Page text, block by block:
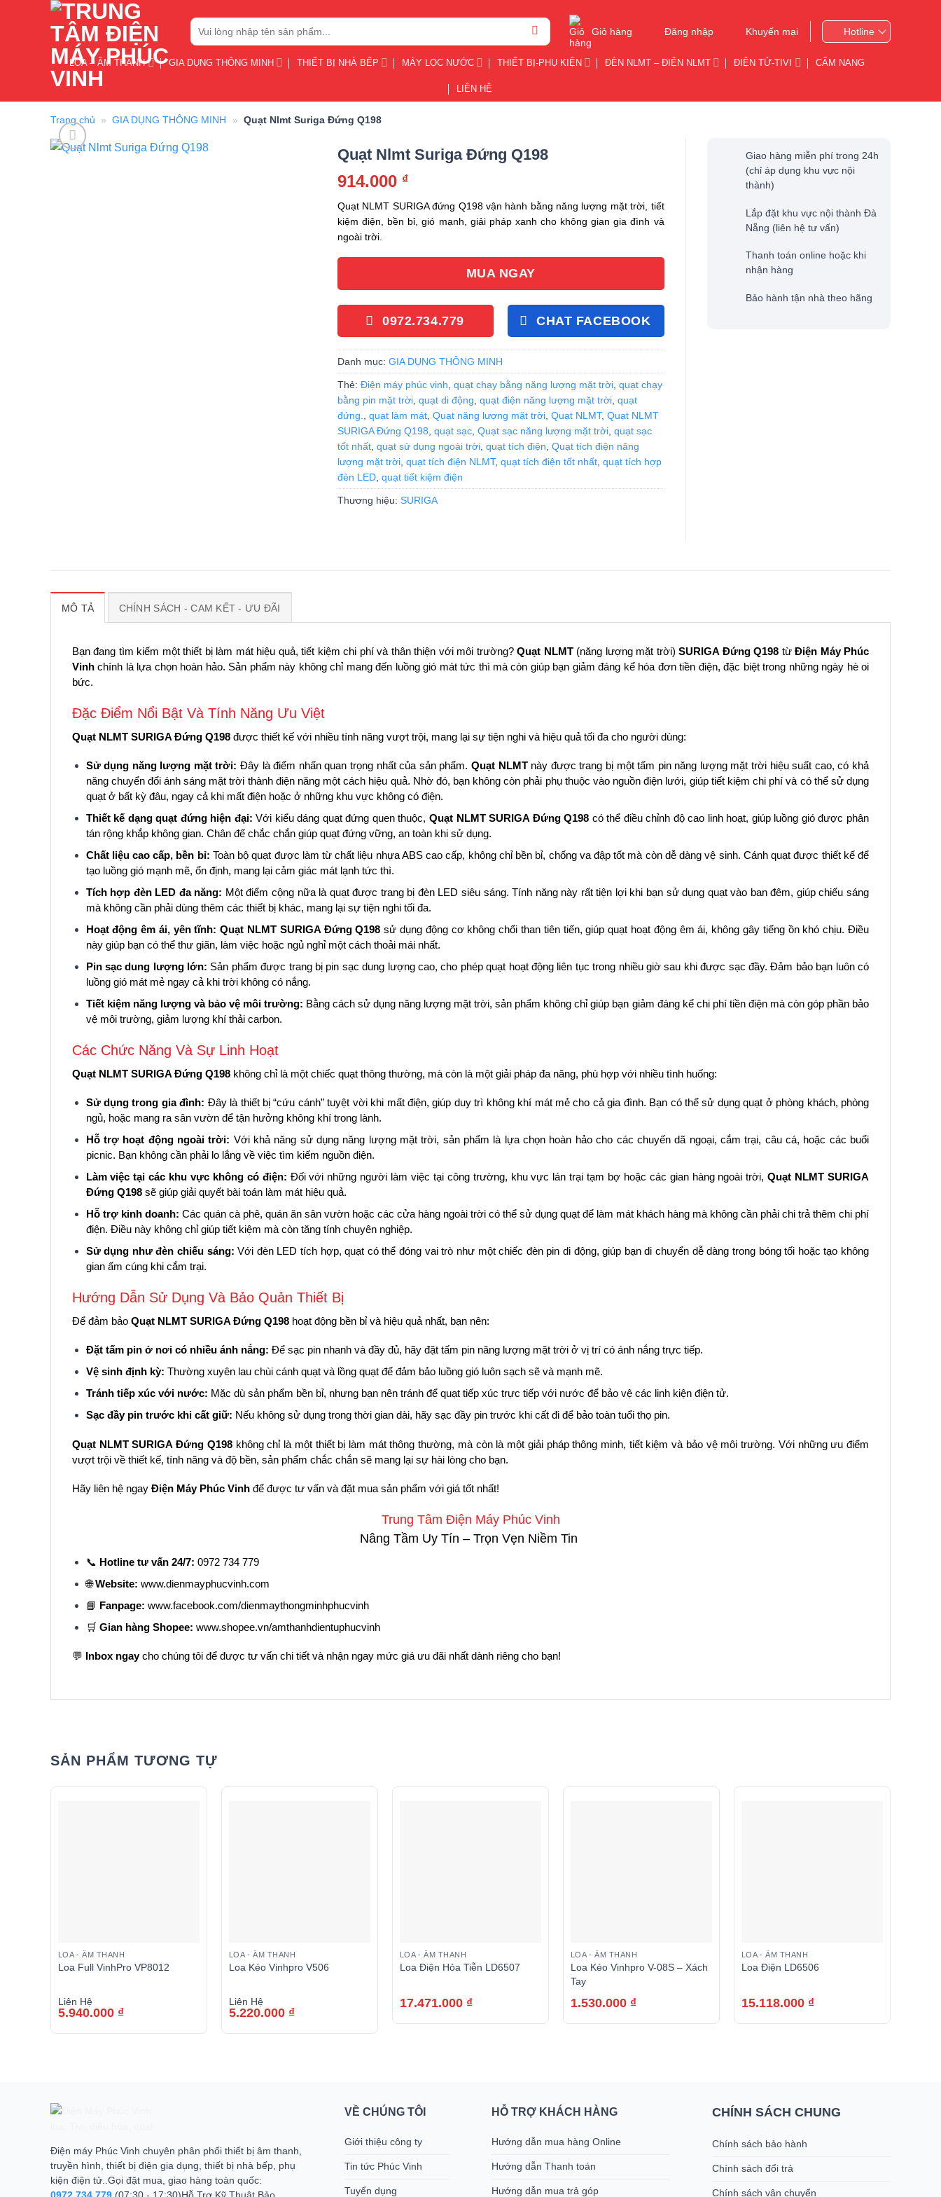
Tìm
kiếm:
Giỏ hàng Đăng nhập Khuyến mại Hotline
LOA – ÂM THANH GIA DỤNG THÔNG MINH THIẾT BỊ NHÀ BẾP MÁY LỌC NƯỚC THIẾT BỊ-PHỤ KIỆN ĐÈN NLMT – ĐIỆN NLMT ĐIỆN TỬ-TIVI CẨM NANG
LIÊN HỆ
Trang chủ » GIA DỤNG THÔNG MINH » Quạt Nlmt Suriga Đứng Q198
Quạt Nlmt Suriga Đứng Q198
914.000 ₫
Quạt NLMT SURIGA đứng Q198 vận hành bằng năng lượng mặt trời, tiết
kiệm điện, bền bỉ, gió mạnh, giải pháp xanh cho không gian gia đình và
ngoài trời.
MUA NGAY
0972.734.779 CHAT FACEBOOK
Danh mục: GIA DỤNG THÔNG MINH
Thẻ: Điện máy phúc vinh, quạt chạy bằng năng lượng mặt trời, quạt chạy
bằng pin mặt trời, quạt di động, quạt điện năng lượng mặt trời, quạt
đứng., quạt làm mát, Quạt năng lượng mặt trời, Quạt NLMT, Quạt NLMT
SURIGA Đứng Q198, quạt sạc, Quạt sạc năng lượng mặt trời, quạt sạc
tốt nhất, quạt sử dụng ngoài trời, quạt tích điện, Quạt tích điện năng
lượng mặt trời, quạt tích điện NLMT, quạt tích điện tốt nhất, quạt tích hợp
đèn LED, quạt tiết kiệm điện
Thương hiệu: SURIGA
Giao hàng miễn phí trong 24h
(chỉ áp dụng khu vực nội
thành)
Lắp đặt khu vực nội thành Đà
Nẵng (liên hệ tư vấn)
Thanh toán online hoặc khi
nhận hàng
Bảo hành tận nhà theo hãng
MÔ TẢ CHÍNH SÁCH - CAM KẾT - ƯU ĐÃI
Bạn đang tìm kiếm một thiết bị làm mát hiệu quả, tiết kiệm chi phí và thân thiện với môi trường?Quạt NLMT(năng lượng mặt trời)SURIGA Đứng Q198 từĐiện Máy Phúc
Vinh chính là lựa chọn hoàn hảo. Sản phẩm này không chỉ mang đến luồng gió mát tức thì mà còn giúp bạn giảm đáng kể hóa đơn tiền điện, đặc biệt trong những ngày hè oi
bức.
Đặc Điểm Nổi Bật Và Tính Năng Ưu Việt
Quạt NLMT SURIGA Đứng Q198 được thiết kế với nhiều tính năng vượt trội, mang lại sự tiện nghi và hiệu quả tối đa cho người dùng:
Sử dụng năng lượng mặt trời: Đây là điểm nhấn quan trọng nhất của sản phẩm. Quạt NLMTnày được trang bị một tấm pin năng lượng mặt trời hiệu suất cao, có khả
năng chuyển đổi ánh sáng mặt trời thành điện năng một cách hiệu quả. Nhờ đó, bạn không còn phải phụ thuộc vào nguồn điện lưới, giúp tiết kiệm chi phí và có thể sử dụng
quạt ở bất kỳ đâu, ngay cả khi mất điện hoặc ở những khu vực không có điện.
Thiết kế dạng quạt đứng hiện đại: Với kiểu dáng quạt đứng quen thuộc, Quạt NLMT SURIGA Đứng Q198 có thể điều chỉnh độ cao linh hoạt, giúp luồng gió được phân
tán rộng khắp không gian. Chân đế chắc chắn giúp quạt đứng vững, an toàn khi sử dụng.
Chất liệu cao cấp, bền bỉ: Toàn bộ quạt được làm từ chất liệu nhựa ABS cao cấp, không chỉ bền bỉ, chống va đập tốt mà còn dễ dàng vệ sinh. Cánh quạt được thiết kế để
tạo luồng gió mạnh mẽ, ổn định, mang lại cảm giác mát lạnh tức thì.
Tích hợp đèn LED đa năng: Một điểm cộng nữa là quạt được trang bị đèn LED siêu sáng. Tính năng này rất tiện lợi khi bạn sử dụng quạt vào ban đêm, giúp chiếu sáng
mà không cần phải dùng thêm các thiết bị khác, mang lại sự tiện nghi tối đa.
Hoạt động êm ái, yên tĩnh: Quạt NLMT SURIGA Đứng Q198 sử dụng động cơ không chổi than tiên tiến, giúp quạt hoạt động êm ái, không gây tiếng ồn khó chịu. Điều
này giúp bạn có thể thư giãn, làm việc hoặc ngủ nghỉ một cách thoải mái nhất.
Pin sạc dung lượng lớn: Sản phẩm được trang bị pin sạc dung lượng cao, cho phép quạt hoạt động liên tục trong nhiều giờ sau khi được sạc đầy. Đảm bảo bạn luôn có
luồng gió mát mẻ ngay cả khi trời không có nắng.
Tiết kiệm năng lượng và bảo vệ môi trường: Bằng cách sử dụng năng lượng mặt trời, sản phẩm không chỉ giúp bạn giảm đáng kể chi phí tiền điện mà còn góp phần bảo
vệ môi trường, giảm lượng khí thải carbon.
Các Chức Năng Và Sự Linh Hoạt
Quạt NLMT SURIGA Đứng Q198 không chỉ là một chiếc quạt thông thường, mà còn là một giải pháp đa năng, phù hợp với nhiều tình huống:
Sử dụng trong gia đình: Đây là thiết bị “cứu cánh” tuyệt vời khi mất điện, giúp duy trì không khí mát mẻ cho cả gia đình. Bạn có thể sử dụng quạt ở phòng khách, phòng
ngủ, hoặc mang ra sân vườn để tận hưởng không khí trong lành.
Hỗ trợ hoạt động ngoài trời: Với khả năng sử dụng năng lượng mặt trời, sản phẩm là lựa chọn hoàn hảo cho các chuyến dã ngoại, cắm trại, câu cá, hoặc các buổi
picnic. Bạn không cần phải lo lắng về việc tìm kiếm nguồn điện.
Làm việc tại các khu vực không có điện: Đối với những người làm việc tại công trường, khu vực lán trại tạm bợ hoặc các gian hàng ngoài trời,Quạt NLMT SURIGA
Đứng Q198sẽ giúp giải quyết bài toán làm mát hiệu quả.
Hỗ trợ kinh doanh: Các quán cà phê, quán ăn sân vườn hoặc các cửa hàng ngoài trời có thể sử dụng quạt để làm mát khách hàng mà không cần phải chi trả thêm chi phí
điện. Điều này không chỉ giúp tiết kiệm mà còn tăng tính chuyên nghiệp.
Sử dụng như đèn chiếu sáng: Với đèn LED tích hợp, quạt có thể đóng vai trò như một chiếc đèn pin di động, giúp bạn di chuyển dễ dàng trong bóng tối hoặc tạo không
gian ấm cúng khi cắm trại.
Hướng Dẫn Sử Dụng Và Bảo Quản Thiết Bị
Để đảm bảo Quạt NLMT SURIGA Đứng Q198 hoạt động bền bỉ và hiệu quả nhất, bạn nên:
Đặt tấm pin ở nơi có nhiều ánh nắng: Để sạc pin nhanh và đầy đủ, hãy đặt tấm pin năng lượng mặt trời ở vị trí có ánh nắng trực tiếp.
Vệ sinh định kỳ: Thường xuyên lau chùi cánh quạt và lồng quạt để đảm bảo luồng gió luôn sạch sẽ và mạnh mẽ.
Tránh tiếp xúc với nước: Mặc dù sản phẩm bền bỉ, nhưng bạn nên tránh để quạt tiếp xúc trực tiếp với nước để bảo vệ các linh kiện điện tử.
Sạc đầy pin trước khi cất giữ: Nếu không sử dụng trong thời gian dài, hãy sạc đầy pin trước khi cất đi để bảo toàn tuổi thọ pin.
Quạt NLMT SURIGA Đứng Q198không chỉ là một thiết bị làm mát thông thường, mà còn là một giải pháp thông minh, tiết kiệm và bảo vệ môi trường. Với những ưu điểm
vượt trội về thiết kế, tính năng và độ bền, sản phẩm chắc chắn sẽ mang lại sự hài lòng cho bạn.
Hãy liên hệ ngay Điện Máy Phúc Vinh để được tư vấn và đặt mua sản phẩm với giá tốt nhất!
Trung Tâm Điện Máy Phúc Vinh
Nâng Tầm Uy Tín – Trọn Vẹn Niềm Tin
📞 Hotline tư vấn 24/7: 0972 734 779
🌐Website: www.dienmayphucvinh.com
📘 Fanpage: www.facebook.com/dienmaythongminhphucvinh
🛒 Gian hàng Shopee: www.shopee.vn/amthanhdientuphucvinh
💬 Inbox ngaycho chúng tôi để được tư vấn chi tiết và nhận ngay mức giá ưu đãi nhất dành riêng cho bạn!
SẢN PHẨM TƯƠNG TỰ
LOA - ÂM THANH
Loa Full VinhPro VP8012
5.940.000 ₫
Liên Hệ
LOA - ÂM THANH
Loa Kéo Vinhpro V506
5.220.000 ₫
Liên Hệ
LOA - ÂM THANH
Loa Điện Hỏa Tiễn LD6507
17.471.000 ₫
LOA - ÂM THANH
Loa Kéo Vinhpro V-08S – Xách
Tay
1.530.000 ₫
LOA - ÂM THANH
Loa Điện LD6506
15.118.000 ₫
Điện máy Phúc Vinh chuyên phân phối thiết bị âm thanh,
truyền hình, thiết bị điện gia dụng, thiết bị nhà bếp, phụ
kiện điện tử..Gọi đặt mua, giao hàng toàn quốc:
VỀ CHÚNG TÔI
Giới thiệu công ty
Tin tức Phúc Vinh
Tuyển dụng
HỖ TRỢ KHÁCH HÀNG
Hướng dẫn mua hàng Online
Hướng dẫn Thanh toán
Hướng dẫn mua trả góp
CHÍNH SÁCH CHUNG
Chính sách bảo hành
Chính sách đổi trả
Chính sách vận chuyển